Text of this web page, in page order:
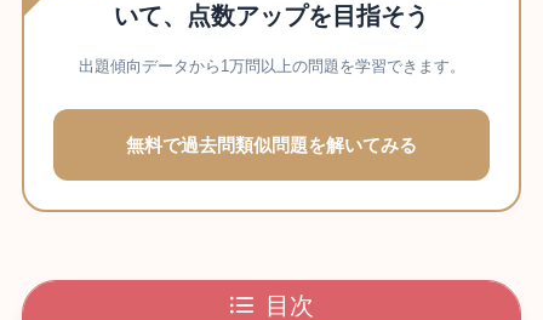
いて、点数アップを目指そう
出題傾向データから1万問以上の問題を学習できます。
無料で過去問類似問題を解いてみる
目次